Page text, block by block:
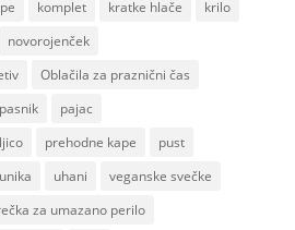
komplet kratke hlače
krilo
novorojenček
Oblačila za praznični čas
pajac
prehodne kape
pust
uhani
veganske svečke
za umazano perilo